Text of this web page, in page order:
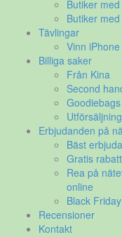
Butiker
Butiker
Tävlingar
Vinn
Billiga saker
Från Kina
Second
Erbjudanden på
Bäst
Gratis
Rea på
online
Black
Recensioner
Kontakt